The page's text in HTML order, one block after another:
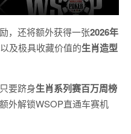
，还将额外获得一张2026年
及极具收藏价值的生肖造型
要跻身生肖系列赛百万周榜
外解锁WSOP直通车赛机